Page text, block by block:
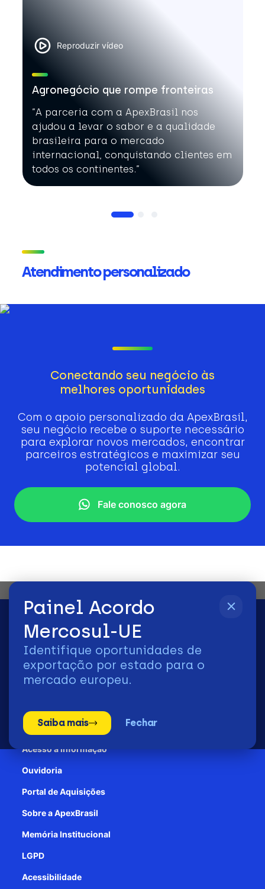
Reproduzir vídeo
Agronegócio que rompe fronteiras
”A parceria com a ApexBrasil nos
ajudou a levar o sabor e a qualidade
brasileira para o mercado
internacional, conquistando clientes em
todos os continentes.”
Atendimento personalizado
Conectando seu negócio às
melhores oportunidades
Com o apoio personalizado da ApexBrasil,
seu negócio recebe o suporte necessário
para explorar novos mercados, encontrar
parceiros estratégicos e maximizar seu
potencial global.
Fale conosco agora
Painel Acordo
Mercosul-UE
Identifique oportunidades de
exportação por estado para o
mercado europeu.
Saiba mais Fechar
2026 | © Todos os Direitos Reservados - ApexBrasil
Patrocínio
Acesso à informação
Ouvidoria
Portal de Aquisições
Sobre a ApexBrasil
Memória Institucional
LGPD
Acessibilidade